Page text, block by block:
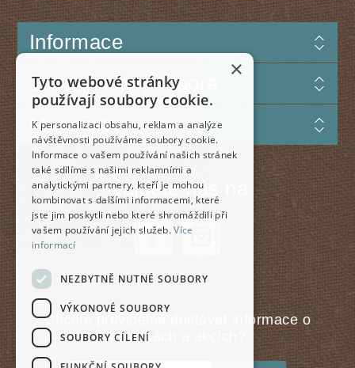
Informace
Zákaznická podpora
Můj účet
Najdete nás na
Chcete pravidelně dostávat informace o
novinkách a akcích?
×
Tyto webové stránky
používají soubory cookie.
K personalizaci obsahu, reklam a analýze
návštěvnosti používáme soubory cookie.
Informace o vašem používání našich stránek
také sdílíme s našimi reklamními a
analytickými partnery, kteří je mohou
kombinovat s dalšími informacemi, které
jste jim poskytli nebo které shromáždili při
vašem používání jejich služeb.Více
informací
NEZBYTNĚ NUTNÉ SOUBORY
VÝKONOVÉ SOUBORY
SOUBORY CÍLENÍ